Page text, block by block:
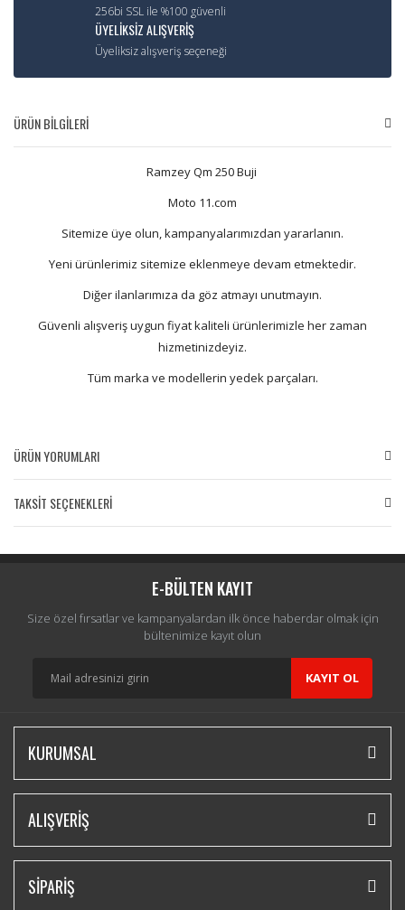
256bi SSL ile %100 güvenli
ÜYELİKSİZ ALIŞVERİŞ
Üyeliksiz alışveriş seçeneği
ÜRÜN BİLGİLERİ
Ramzey Qm 250 Buji
Moto 11.com
Sitemize üye olun, kampanyalarımızdan yararlanın.
Yeni ürünlerimiz sitemize eklenmeye devam etmektedir.
Diğer ilanlarımıza da göz atmayı unutmayın.
Güvenli alışveriş uygun fiyat kaliteli ürünlerimizle her zaman
hizmetinizdeyiz.
Tüm marka ve modellerin yedek parçaları.
ÜRÜN YORUMLARI
Yorum Yaz
TAKSİT SEÇENEKLERİ
E-BÜLTEN KAYIT
Size özel fırsatlar ve kampanyalardan ilk önce haberdar olmak için
bültenimize kayıt olun
KAYIT OL
KURUMSAL
ALIŞVERİŞ
SİPARİŞ